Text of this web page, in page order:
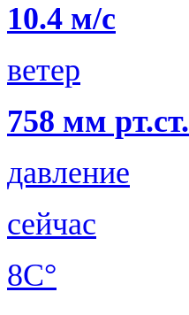
10.4 м/с
ветер
758 мм рт.ст.
давление
сейчас
8C°